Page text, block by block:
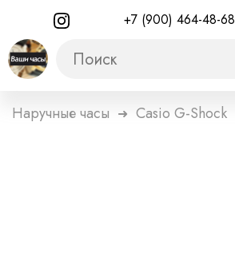
+7 (900) 464-48-68
Наручные часы ➜ Casio G-Shock